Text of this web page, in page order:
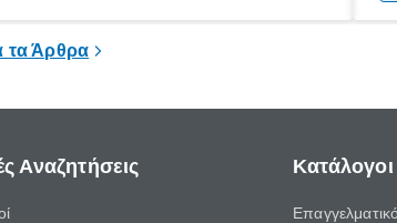
τα Άρθρα
Αναζητήσεις Κατάλογοι